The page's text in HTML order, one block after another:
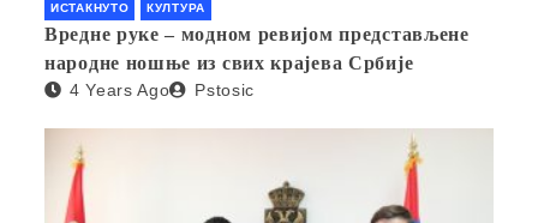
ИСТАКНУТО КУЛТУРА
Вредне руке – модном ревијом представљене
народне ношње из свих крајева Србије
4 Years Ago Pstosic